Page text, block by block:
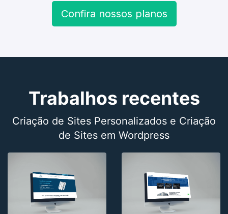
Confira nossos planos
Trabalhos recentes
Criação de Sites Personalizados e Criação
de Sites em Wordpress